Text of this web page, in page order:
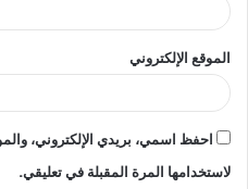
الموقع الإلكتروني
احفظ اسمي، بريدي الإلكتروني،
لاستخدامها المرة المقبلة في تعليقي.